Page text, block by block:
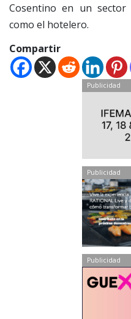
Cosentino en un
como el hotelero.
Compartir
Publicidad
Publicidad
Publicidad